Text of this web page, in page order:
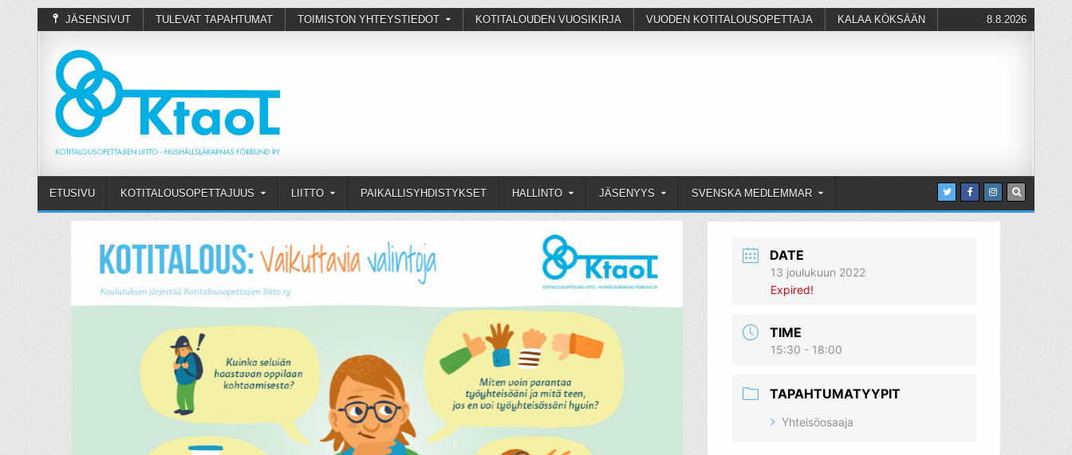
JÄSENSIVUT TULEVAT TAPAHTUMAT TOIMISTON YHTEYSTIEDOT KOTITALOUDEN VUOSIKIRJA VUODEN KOTITALOUSOPETTAJA KALAA KÖKSÄÄN 8.8.2026
ETUSIVU KOTITALOUSOPETTAJUUS LIITTO PAIKALLISYHDISTYKSET HALLINTO JÄSENYYS SVENSKA MEDLEMMAR
DATE
13 joulukuun 2022
Expired!
TIME
15:30 - 18:00
TAPAHTUMATYYPIT
Yhteisöosaaja